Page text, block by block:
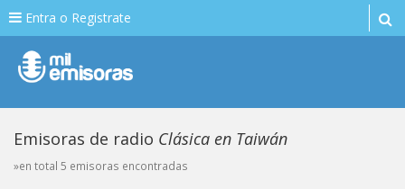
Entra o Registrate
Emisoras de radio Clásica en Taiwán
»en total 5 emisoras encontradas